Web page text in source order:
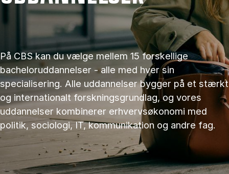
På CBS kan du vælge mellem 15 forskellige
bacheloruddannelser - alle med hver sin
specialisering. Alle uddannelser bygger på et stærkt
og internationalt forskningsgrundlag, og vores
uddannelser kombinerer erhvervsøkonomi med
politik, sociologi, IT, kommunikation og andre fag.